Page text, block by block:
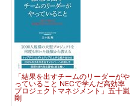
「結果を出すチームのリーダーがや
っていること NECで学んだ高効率
プロジェクトマネジメント」五十嵐
剛